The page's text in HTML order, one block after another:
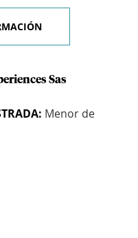
Sas
Menor de